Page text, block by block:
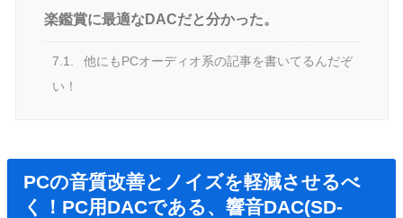
楽鑑賞に最適なDACだと分かった。
7.1.
他にもPCオーディオ系の記事を書いてるんだぞ
い！
PCの音質改善とノイズを軽減させるべ
く！PC用DACである、響音DAC(SD-